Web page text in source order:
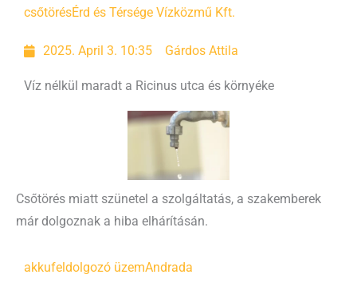
csőtörésÉrd és Térsége Vízközmű Kft.
2025. April 3. 10:35 Gárdos Attila
Víz nélkül maradt a Ricinus utca és környéke
Csőtörés miatt szünetel a szolgáltatás, a szakemberek
már dolgoznak a hiba elhárításán.
akkufeldolgozó üzemAndrada